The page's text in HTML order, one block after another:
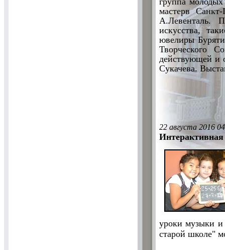
мастерв
А.Левенталь.
искусства,
ювелиры
Творческого
действующей и
Сукачева.
22 августа 2016
уроки музыки и
старой школе"